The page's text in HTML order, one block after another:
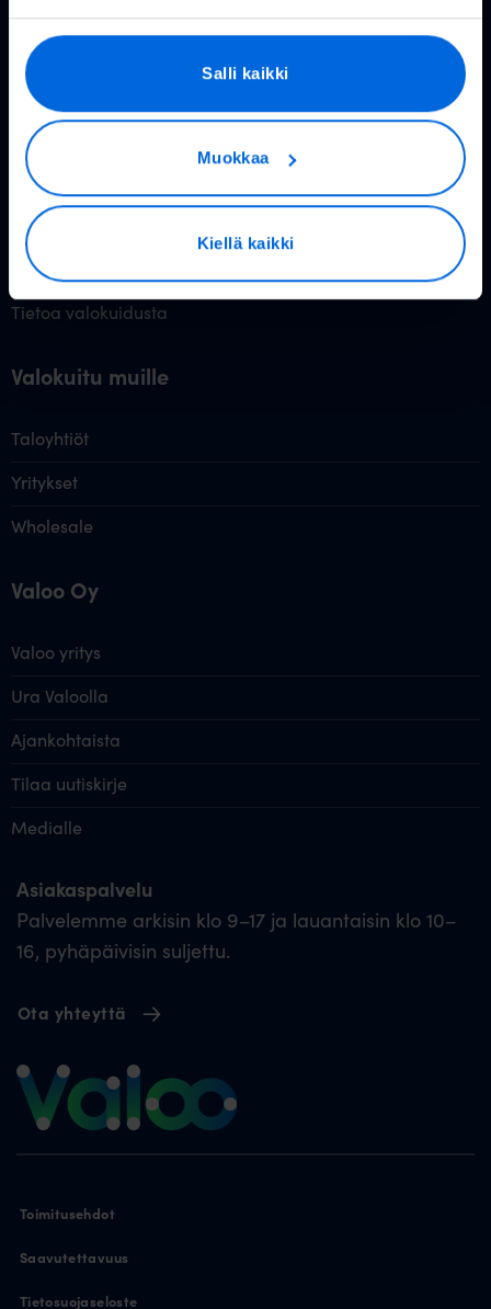
Salli kaikki
Muokkaa
Kiellä kaikki
Valokuitu kuluttajille
Rakennettavat alueet
Valokuitu kotiin
Reitittimet
Valoo TV
Hinnasto
Tietoa valokuidusta
Valokuitu muille
Taloyhtiöt
Yritykset
Wholesale
Valoo Oy
Valoo yritys
Ura Valoolla
Ajankohtaista
Tilaa uutiskirje
Medialle
Asiakaspalvelu
Palvelemme arkisin klo 9–17 ja lauantaisin klo 10–
16, pyhäpäivisin suljettu.
Ota yhteyttä
Toimitusehdot
Saavutettavuus
Tietosuojaseloste